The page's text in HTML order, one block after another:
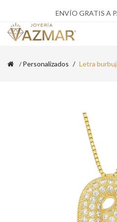
ENVÍO GRATIS A
Personalizados Letra